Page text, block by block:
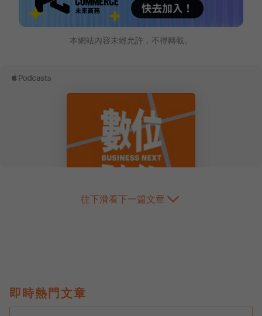
本網站內容未經允許，不得轉載。
往下滑看下一篇文章
即時熱門文章